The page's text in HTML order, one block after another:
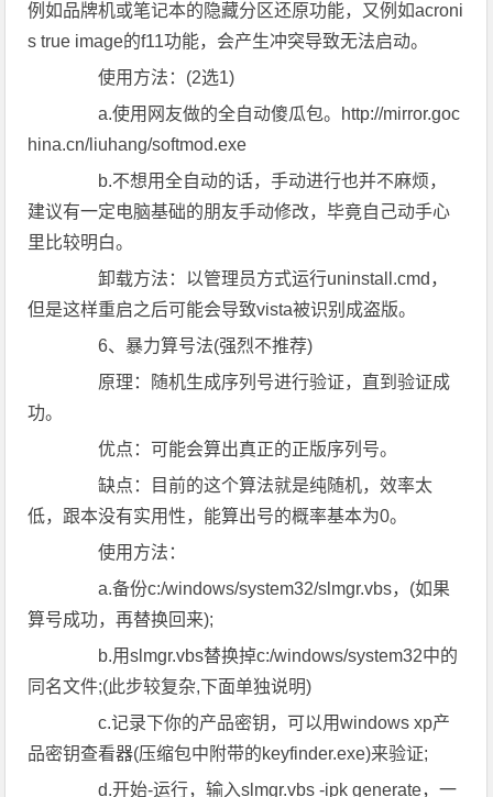
例如品牌机或笔记本的隐藏分区还原功能，又例如acroni
s true image的f11功能，会产生冲突导致无法启动。
使用方法：(2选1)
a.使用网友做的全自动傻瓜包。http://mirror.goc
hina.cn/liuhang/softmod.exe
b.不想用全自动的话，手动进行也并不麻烦，
建议有一定电脑基础的朋友手动修改，毕竟自己动手心
里比较明白。
卸载方法：以管理员方式运行uninstall.cmd，
但是这样重启之后可能会导致vista被识别成盗版。
6、暴力算号法(强烈不推荐)
原理：随机生成序列号进行验证，直到验证成
功。
优点：可能会算出真正的正版序列号。
缺点：目前的这个算法就是纯随机，效率太
低，跟本没有实用性，能算出号的概率基本为0。
使用方法：
a.备份c:/windows/system32/slmgr.vbs，(如果
算号成功，再替换回来);
b.用slmgr.vbs替换掉c:/windows/system32中的
同名文件;(此步较复杂,下面单独说明)
c.记录下你的产品密钥，可以用windows xp产
品密钥查看器(压缩包中附带的keyfinder.exe)来验证;
d.开始-运行，输入slmgr.vbs -ipk generate，一